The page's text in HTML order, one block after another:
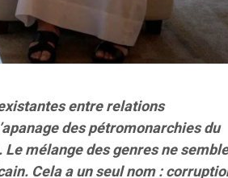
entre relations
des pétromonarchies du
mélange des genres ne
Cela a un seul nom :